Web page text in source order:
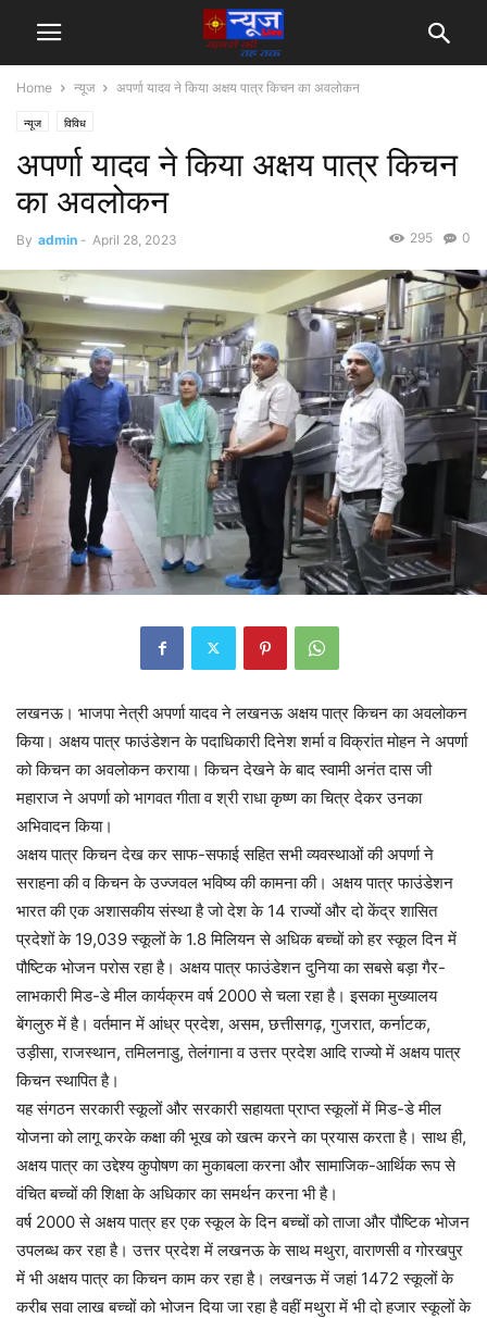
Home न्यूज अपर्णा यादव ने किया अक्षय पात्र किचन का अवलोकन
न्यूज विविध
अपर्णा यादव ने किया अक्षय पात्र किचन
का अवलोकन
By admin - April 28, 2023 0
295
लखनऊ। भाजपा नेत्री अपर्णा यादव ने लखनऊ अक्षय पात्र किचन का अवलोकन
किया। अक्षय पात्र फाउंडेशन के पदाधिकारी दिनेश शर्मा व विक्रांत मोहन ने अपर्णा
को किचन का अवलोकन कराया। किचन देखने के बाद स्वामी अनंत दास जी
महाराज ने अपर्णा को भागवत गीता व श्री राधा कृष्ण का चित्र देकर उनका
अभिवादन किया।
अक्षय पात्र किचन देख कर साफ-सफाई सहित सभी व्यवस्थाओं की अपर्णा ने
सराहना की व किचन के उज्जवल भविष्य की कामना की। अक्षय पात्र फाउंडेशन
भारत की एक अशासकीय संस्था है जो देश के 14 राज्यों और दो केंद्र शासित
प्रदेशों के 19,039 स्कूलों के 1.8 मिलियन से अधिक बच्चों को हर स्कूल दिन में
पौष्टिक भोजन परोस रहा है। अक्षय पात्र फाउंडेशन दुनिया का सबसे बड़ा गैर-
लाभकारी मिड-डे मील कार्यक्रम वर्ष 2000 से चला रहा है। इसका मुख्यालय
बेंगलुरु में है। वर्तमान में आंध्र प्रदेश, असम, छत्तीसगढ़, गुजरात, कर्नाटक,
उड़ीसा, राजस्थान, तमिलनाडु, तेलंगाना व उत्तर प्रदेश आदि राज्यो में अक्षय पात्र
किचन स्थापित है।
यह संगठन सरकारी स्कूलों और सरकारी सहायता प्राप्त स्कूलों में मिड-डे मील
योजना को लागू करके कक्षा की भूख को खत्म करने का प्रयास करता है। साथ ही,
अक्षय पात्र का उद्देश्य कुपोषण का मुकाबला करना और सामाजिक-आर्थिक रूप से
वंचित बच्चों की शिक्षा के अधिकार का समर्थन करना भी है।
वर्ष 2000 से अक्षय पात्र हर एक स्कूल के दिन बच्चों को ताजा और पौष्टिक भोजन
उपलब्ध कर रहा है। उत्तर प्रदेश में लखनऊ के साथ मथुरा, वाराणसी व गोरखपुर
में भी अक्षय पात्र का किचन काम कर रहा है। लखनऊ में जहां 1472 स्कूलों के
करीब सवा लाख बच्चों को भोजन दिया जा रहा है वहीं मथुरा में भी दो हजार स्कूलों के